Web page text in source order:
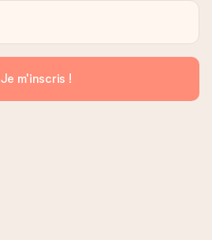
Je m'inscris !